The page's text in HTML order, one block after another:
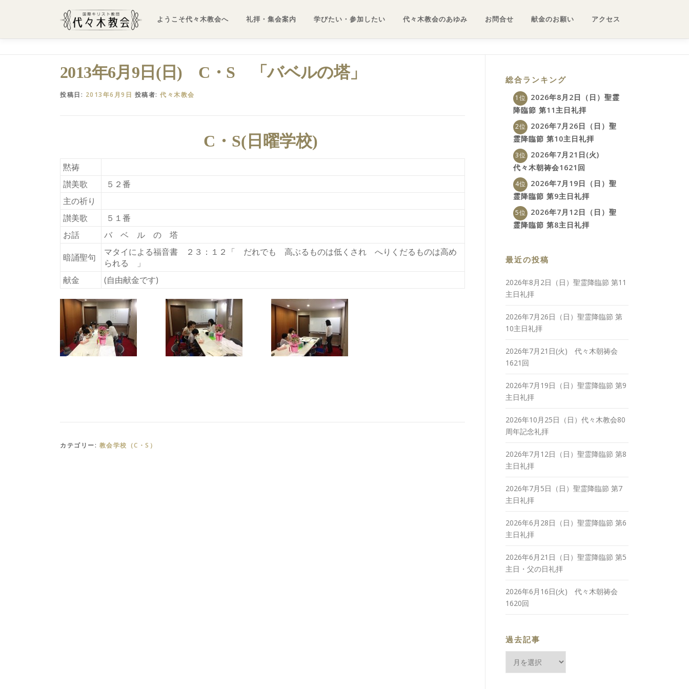
ン
ようこそ代々木教会へ 礼拝・集会案内 学びたい・参加したい 代々木教会のあゆみ お問合せ 献金のお願い アクセス
2013年6月9日(日) C・S 「バベルの塔」
投稿日: 2013年6月9日 投稿者: 代々木教会
C・S(日曜学校)
黙祷
讃美歌
５２番
主の祈り
讃美歌
５１番
お話
バ ベ ル の 塔
暗誦聖句
マタイによる福音書 ２３：１２「 だれでも 高ぶるものは低くされ へりくだるものは高め
られる 」
献金
(自由献金です)
カテゴリー: 教会学校（C・S）
総合ランキング
2026年8月2日（日）聖霊
降臨節 第11主日礼拝
2026年7月26日（日）聖
霊降臨節 第10主日礼拝
2026年7月21日(火)
代々木朝祷会1621回
2026年7月19日（日）聖
霊降臨節 第9主日礼拝
2026年7月12日（日）聖
霊降臨節 第8主日礼拝
最近の投稿
2026年8月2日（日）聖霊降臨節 第11
主日礼拝
2026年7月26日（日）聖霊降臨節 第
10主日礼拝
2026年7月21日(火) 代々木朝祷会
1621回
2026年7月19日（日）聖霊降臨節 第9
主日礼拝
2026年10月25日（日）代々木教会80
周年記念礼拝
2026年7月12日（日）聖霊降臨節 第8
主日礼拝
2026年7月5日（日）聖霊降臨節 第7
主日礼拝
2026年6月28日（日）聖霊降臨節 第6
主日礼拝
2026年6月21日（日）聖霊降臨節 第5
主日・父の日礼拝
2026年6月16日(火) 代々木朝祷会
1620回
過去記事